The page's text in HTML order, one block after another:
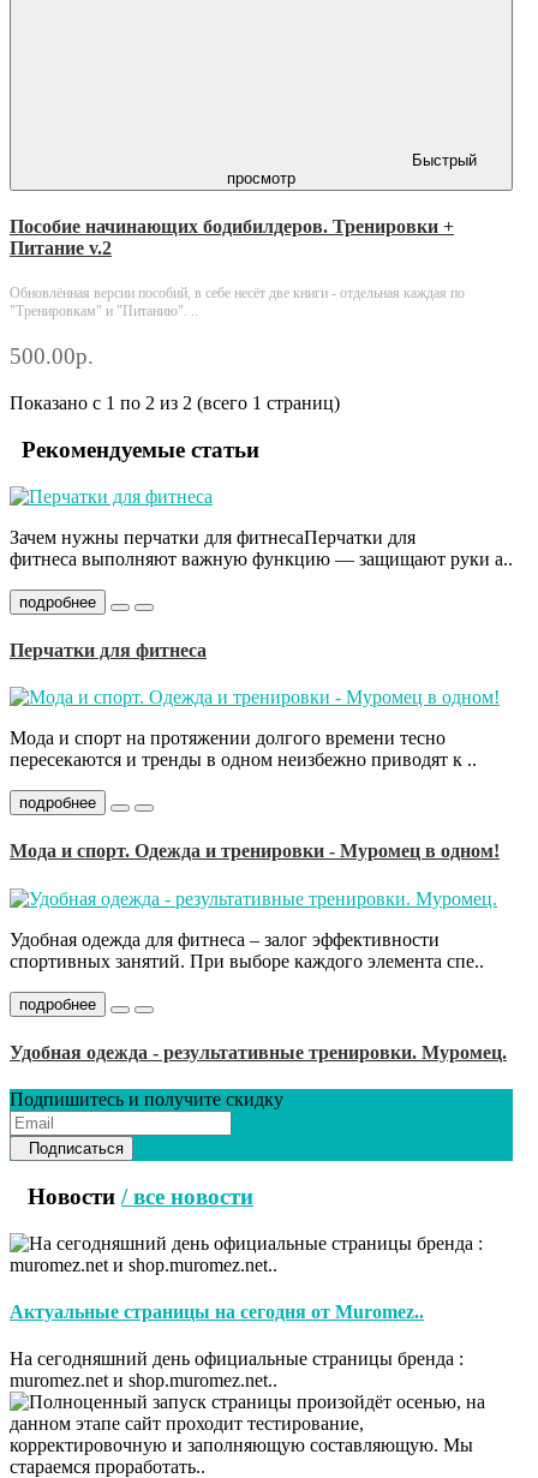
Быстрый
просмотр
Пособие начинающих бодибилдеров. Тренировки +
Питание v.2
Обновлённая версии пособий, в себе несёт две книги - отдельная каждая по
"Тренировкам" и "Питанию". ..
500.00р.
Показано с 1 по 2 из 2 (всего 1 страниц)
Рекомендуемые статьи
Зачем нужны перчатки для фитнесаПерчатки для
фитнеса выполняют важную функцию — защищают руки а..
подробнее
Перчатки для фитнеса
Мода и спорт на протяжении долгого времени тесно
пересекаются и тренды в одном неизбежно приводят к ..
подробнее
Мода и спорт. Одежда и тренировки - Муромец в одном!
Удобная одежда для фитнеса – залог эффективности
спортивных занятий. При выборе каждого элемента спе..
подробнее
Удобная одежда - результативные тренировки. Муромец.
Подпишитесь и получите скидку
Подписаться
Новости / все новости
Актуальные страницы на сегодня от Muromez..
На сегодняшний день официальные страницы бренда :
muromez.net и shop.muromez.net..